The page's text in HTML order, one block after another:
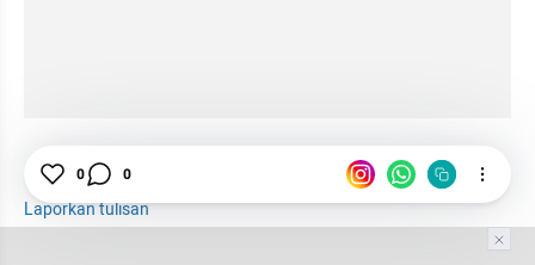
Makeup
Kosmetik
Laporkan tulisan
0 0